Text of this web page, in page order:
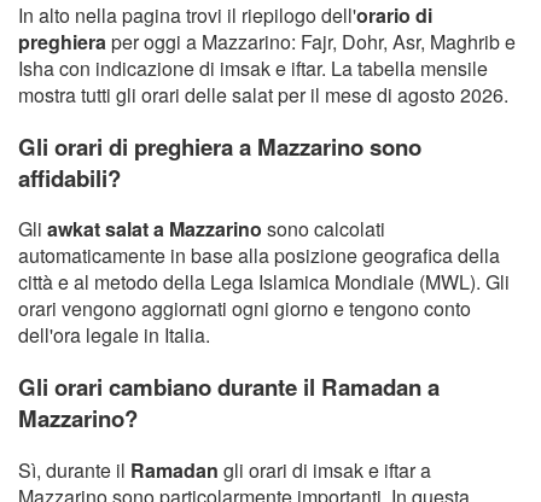
In alto nella pagina trovi il riepilogo dell'orario di
preghieraper oggi a Mazzarino: Fajr, Dohr, Asr, Maghrib e
Isha con indicazione di imsak e iftar. La tabella mensile
mostra tutti gli orari delle salat per il mese di agosto 2026.
Gli orari di preghiera a Mazzarino sono
affidabili?
Gli awkat salat a Mazzarino sono calcolati
automaticamente in base alla posizione geografica della
città e al metodo della Lega Islamica Mondiale (MWL). Gli
orari vengono aggiornati ogni giorno e tengono conto
dell'ora legale in Italia.
Gli orari cambiano durante il Ramadan a
Mazzarino?
Sì, durante il Ramadan gli orari di imsak e iftar a